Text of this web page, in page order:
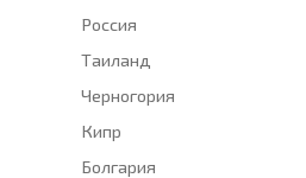
Россия
Таиланд
Черногория
Кипр
Болгария